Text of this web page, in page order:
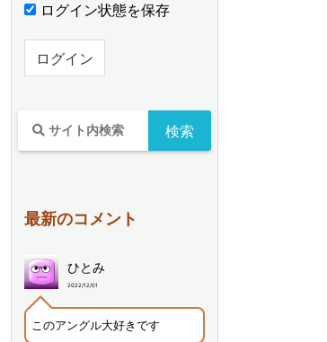
ログイン状態を保存
最新のコメント
ひとみ
2022/12/01
このアングル大好きです